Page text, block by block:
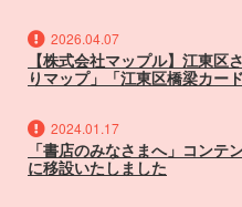
2026.04.07
【株式会社マップル】江東区
りマップ」「江東区橋梁カー
2024.01.17
「書店のみなさまへ」コンテ
に移設いたしました